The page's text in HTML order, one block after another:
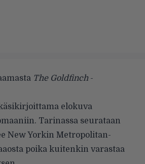
The Goldfinch -
elokuva
Tarinassa seurataan
New Yorkin Metropolitan-
poika kuitenkin varastaa